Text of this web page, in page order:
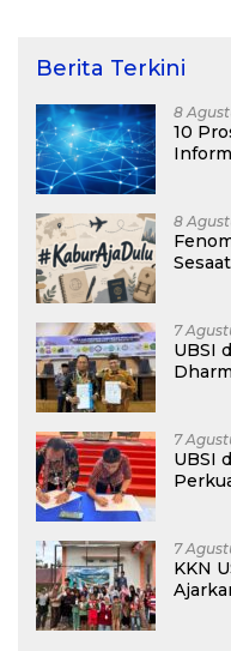
Berita Terkini
8
10
8
7
UBSI
7
UBSI
7
KKN